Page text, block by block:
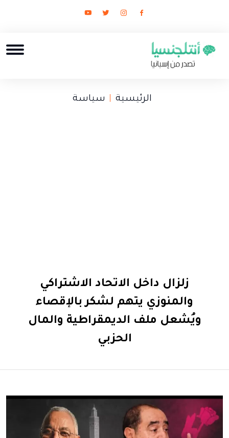
الرئيسية سياسة
زلزال داخل الاتحاد الاشتراكي
والمنوزي يتهم لشكر بالإقصاء
ويُشعل ملف الديمقراطية والمال
الحزبي